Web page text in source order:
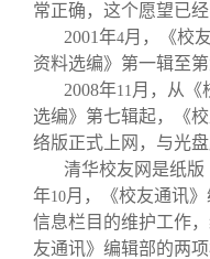
常正确，这个愿望已经
2001年4月，《校
资料选编》第一辑至
2008年11 月，从《
选编》第七辑起，《
络版正式上网，与光盘
清华校友网是纸版
年10月，《校友通讯
信息栏目的维护工作
友通讯》编辑部的两